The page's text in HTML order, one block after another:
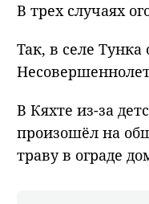
В трех случаях
Так, в селе
В Кяхте из-за
произошёл на
траву в ограде